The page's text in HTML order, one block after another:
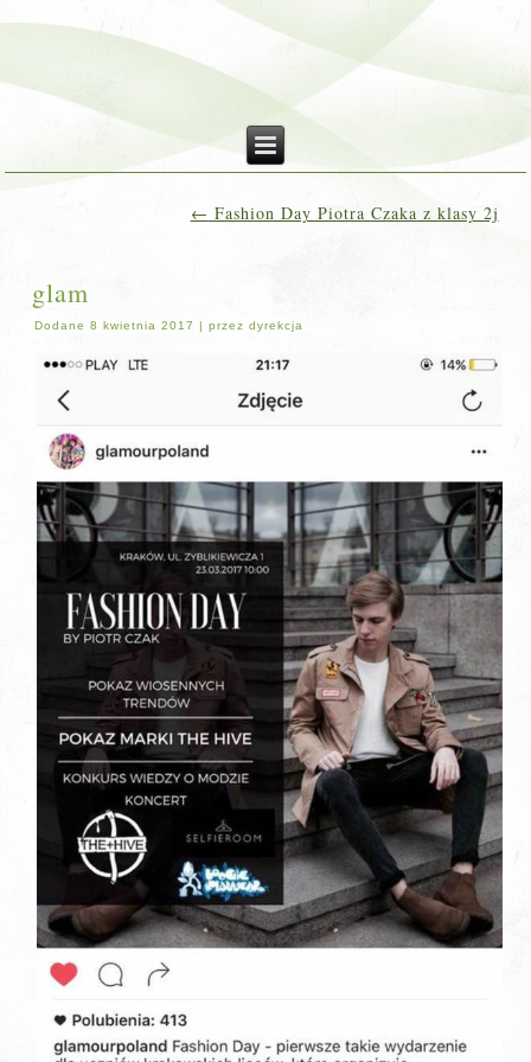
← Fashion Day Piotra Czaka z klasy 2j
glam
Dodane 8 kwietnia 2017 |przez dyrekcja